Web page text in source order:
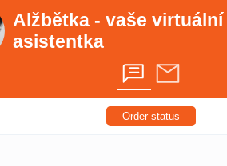
Alžbětka - vaše virtuální
asistentka
Order status